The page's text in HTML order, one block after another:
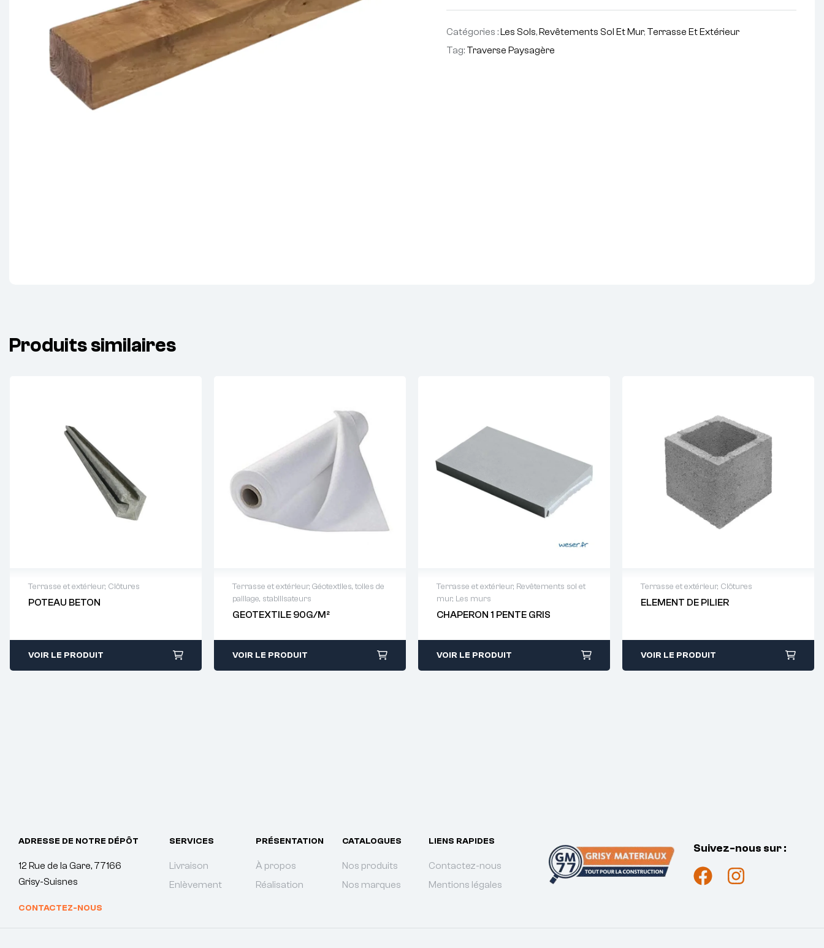
Catégories :Les Sols,Revêtements Sol Et Mur, Terrasse Et Extérieur
Tag: Traverse Paysagère
Produits similaires
Terrasse et extérieur, Clôtures
POTEAU BETON
Demande de devis : 01 64 88 93
VOIR LE PRODUIT
Terrasse et extérieur, Géotextiles, toiles de
paillage, stabilisateurs
GEOTEXTILE 90G/M²
Demande de devis : 01 64 88 93
38
VOIR LE PRODUIT
Terrasse et extérieur, Revêtements sol et
mur, Les murs
CHAPERON 1 PENTE GRIS
Demande de devis : 01 64 88 93
38
VOIR LE PRODUIT
Terrasse et extérieur, Clôtures
ELEMENT DE PILIER
Demande de devis : 01 64 88 93
VOIR LE PRODUIT
ADRESSE DE NOTRE DÉPÔT
12 Rue de la Gare, 77166
Grisy-Suisnes
CONTACTEZ-NOUS
SERVICES
Livraison
Enlèvement
PRÉSENTATION
À propos
Réalisation
CATALOGUES
Nos produits
Nos marques
LIENS RAPIDES
Contactez-nous
Mentions légales
Suivez-nous sur :